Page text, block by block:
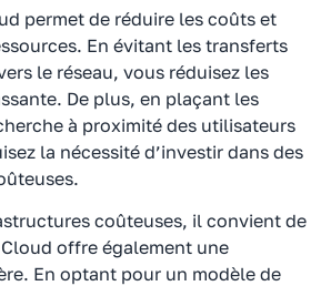
permet de réduire les coûts et
En évitant les transferts
le réseau, vous réduisez les
De plus, en plaçant les
à proximité des utilisateurs
la nécessité d’investir dans des
coûteuses, il convient de
offre également une
En optant pour un modèle de